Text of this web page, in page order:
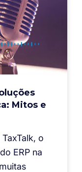
Mitos e
o
ERP na